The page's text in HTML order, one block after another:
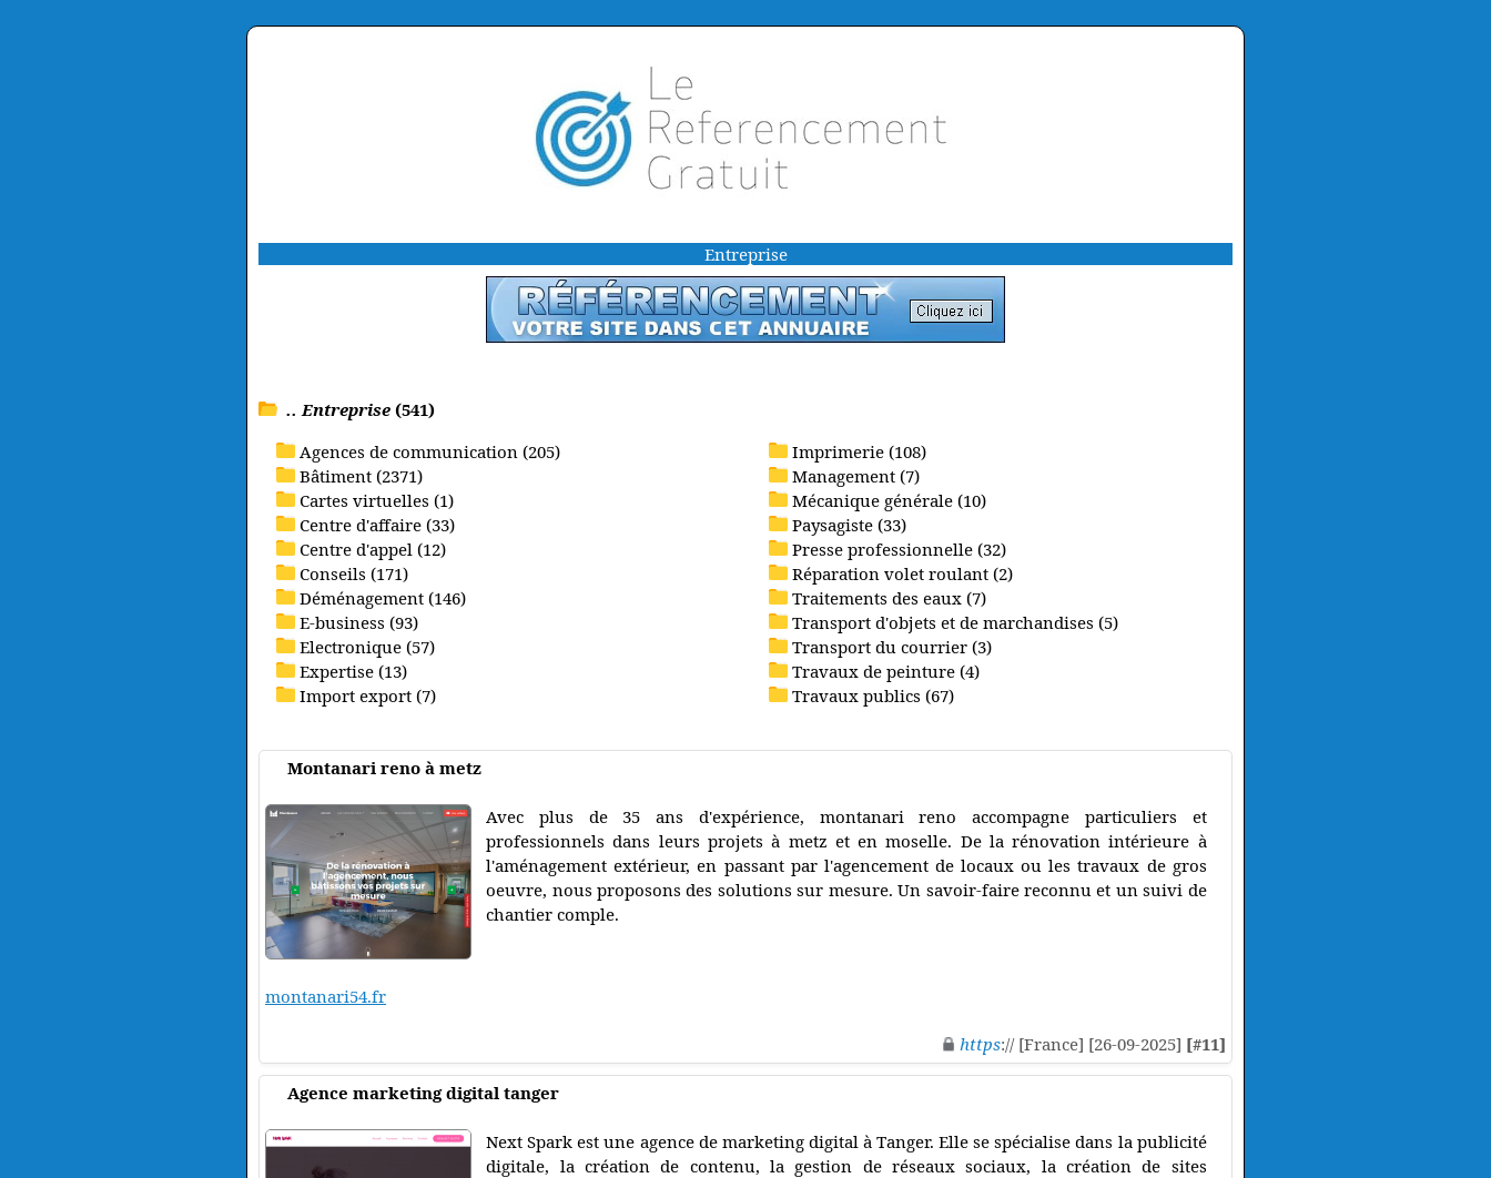
Entreprise
.. Entreprise (541)
Agences de communication (205)
Bâtiment (2371)
Cartes virtuelles (1)
Centre d'affaire (33)
Centre d'appel (12)
Conseils (171)
Déménagement (146)
E-business (93)
Electronique (57)
Expertise (13)
Import export (7)
Imprimerie (108)
Management (7)
Mécanique générale (10)
Paysagiste (33)
Presse professionnelle (32)
Réparation volet roulant (2)
Traitements des eaux (7)
Transport d'objets et de marchandises (5)
Transport du courrier (3)
Travaux de peinture (4)
Travaux publics (67)
Montanari reno à metz
Avec plus de 35 ans d'expérience, montanari reno accompagne particuliers et
professionnels dans leurs projets à metz et en moselle. De la rénovation intérieure à
l'aménagement extérieur, en passant par l'agencement de locaux ou les travaux de gros
oeuvre, nous proposons des solutions sur mesure. Un savoir-faire reconnu et un suivi de
chantier comple.
montanari54.fr
https:// [France] [26-09-2025] [#11]
Agence marketing digital tanger
Next Spark est une agence de marketing digital à Tanger. Elle se spécialise dans la publicité
digitale, la création de contenu, la gestion de réseaux sociaux, la création de sites